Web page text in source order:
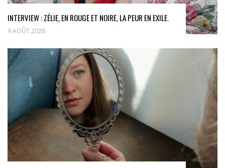
INTERVIEW : ZÉLIE, EN ROUGE ET NOIRE, LA PEUR EN EXILE.
9 AOÛT 2026